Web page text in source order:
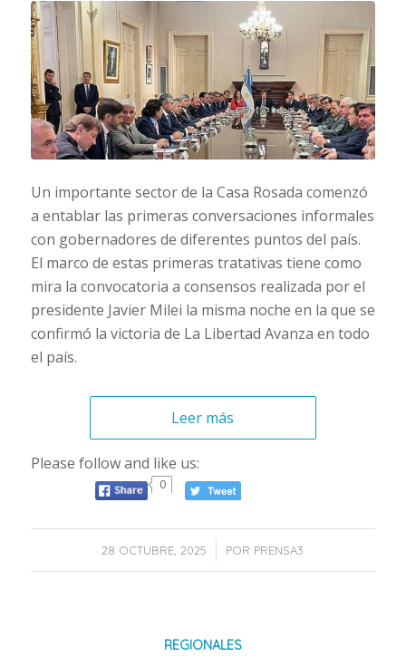
Un importante sector de la Casa Rosada comenzó
a entablar las primeras conversaciones informales
con gobernadores de diferentes puntos del país.
El marco de estas primeras tratativas tiene como
mira la convocatoria a consensos realizada por el
presidente Javier Milei la misma noche en la que se
confirmó la victoria de La Libertad Avanza en todo
el país.
Leer más
Please follow and like us:
0
28 OCTUBRE, 2025
/ POR PRENSA3
REGIONALES